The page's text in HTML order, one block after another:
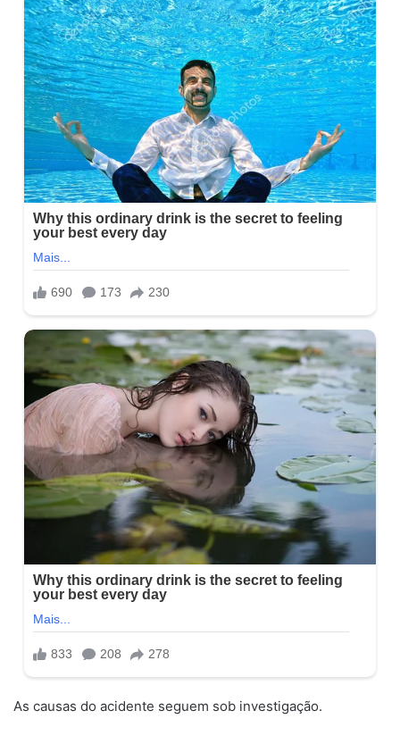
As causas do acidente seguem sob investigação.